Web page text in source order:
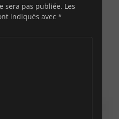
sera pas publiée. Les
indiqués avec *